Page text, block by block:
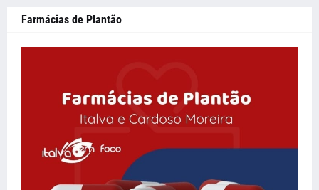
Farmácias de Plantão